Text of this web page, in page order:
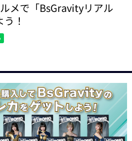
メで「BsGravityリアル
！